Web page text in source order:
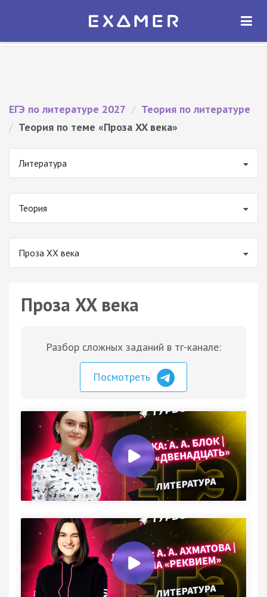
Экзамер — ЕГЭ 2027
ОТКРЫТЬ
ЕГЭ по литературе 2027 / Теория по литературе
/ Теория по теме «Проза XX века»
Литература
Теория
Проза XX века
Проза XX века
Разбор сложных заданий в тг-канале:
Посмотреть